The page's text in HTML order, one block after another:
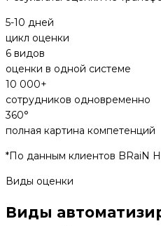
5-10 дней
цикл оценки
6 видов
оценки в одной системе
10 000+
сотрудников одновременно
360°
полная картина компетенций
*По данным клиентов BRaiN
Виды оценки
Виды